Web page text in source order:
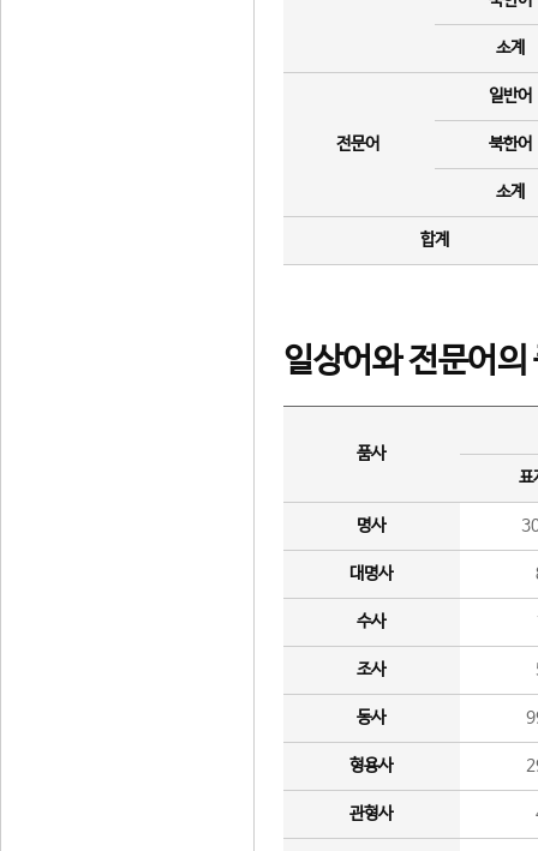
소계
전문어
일반어
북한어
소계
합계
일상어와 전문어의
품사
표
명사
대명사
수사
조사
동사
형용사
관형사